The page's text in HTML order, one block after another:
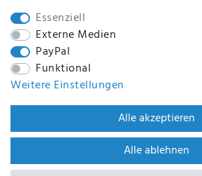
WIR VERSENDEN MIT
WIR SIND ZERTIFIZIERT DURCH
Essenziell
Externe Medien
PayPal
Funktional
Weitere Einstellungen
Alle akzeptieren
Alle ablehnen